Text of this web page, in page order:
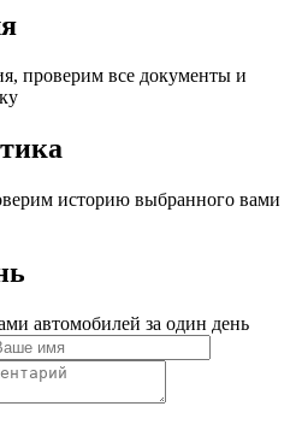
проверим все документы и
историю выбранного вами
автомобилей за один день